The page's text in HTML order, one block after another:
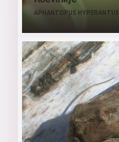
APHANTOPUS HYPERANTUS